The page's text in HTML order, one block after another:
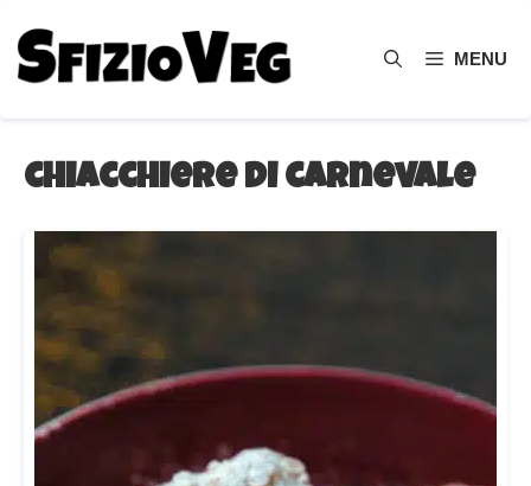
contenuto
MENU
chiacchiere di carnevale